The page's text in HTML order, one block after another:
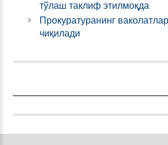
тўлаш таклиф этилмоқда
Прокуратуранинг
чиқилади